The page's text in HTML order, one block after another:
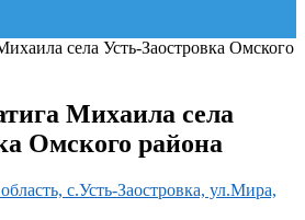
Михаила села
Омского района
с.Усть-Заостровка, ул.Мира,